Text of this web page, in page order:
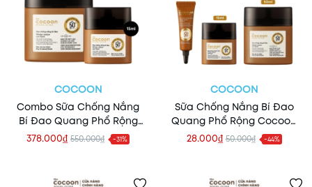
COCOON
Combo Sữa Chống Nắng
Bí Đao Quang Phổ Rộng
Cocoon Winter Melon Sun
Fluid SPF50+ (50ml+15ml)
378.000₫ 550.000₫ -31%
COCOON
Sữa Chống Nắng Bí Đao
Quang Phổ Rộng Cocoon
Winter Melon Sun Fluid
28.000₫ 50.000₫ -44%